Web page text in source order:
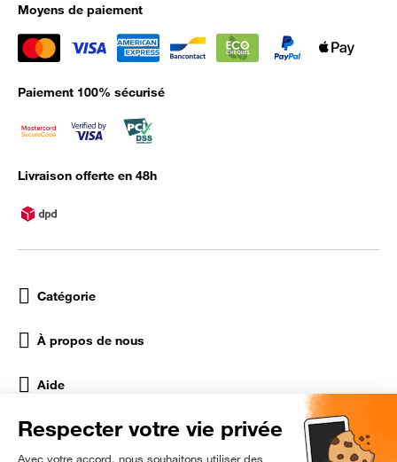
Moyens de paiement
Paiement 100% sécurisé
Livraison offerte en 48h
Catégorie
À propos de nous
Aide
Réseaux Sociaux